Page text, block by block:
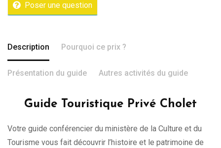
Poser une question
Description Pourquoi ce prix ?
Présentation du guide Autres activités du guide
Guide Touristique Privé Cholet
Votre guide conférencier du ministère de la Culture et du
Tourisme vous fait découvrir l’histoire et le patrimoine de